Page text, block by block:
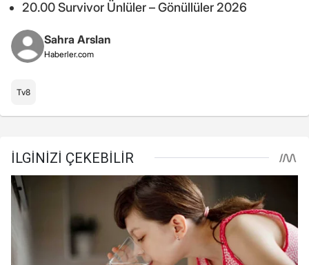
20.00 Survivor Ünlüler – Gönüllüler 2026
Sahra Arslan
Haberler.com
Tv8